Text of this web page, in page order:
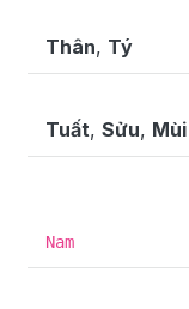
Thân, Tý
Tuất, Sửu, Mùi
Nam